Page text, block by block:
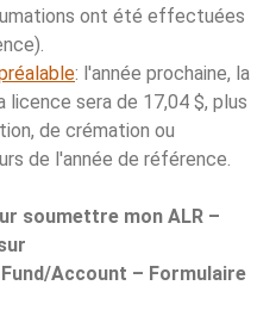
ont été effectuées
: l'année prochaine, la
sera de 17,04 $, plus
de crémation ou
de l'année de référence.
soumettre mon ALR –
Account – Formulaire